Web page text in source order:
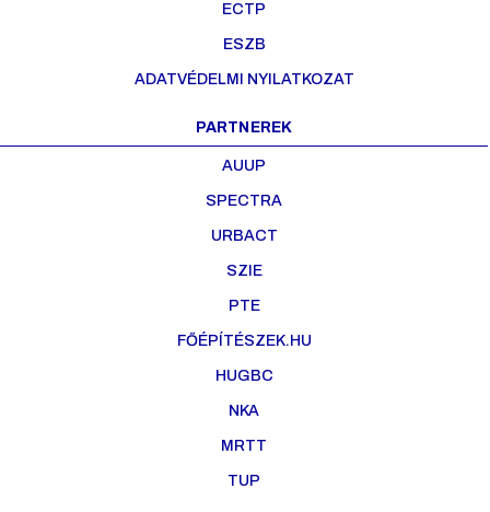
ECTP
ESZB
ADATVÉDELMI NYILATKOZAT
PARTNEREK
AUUP
SPECTRA
URBACT
SZIE
PTE
FŐÉPÍTÉSZEK.HU
HUGBC
NKA
MRTT
TUP